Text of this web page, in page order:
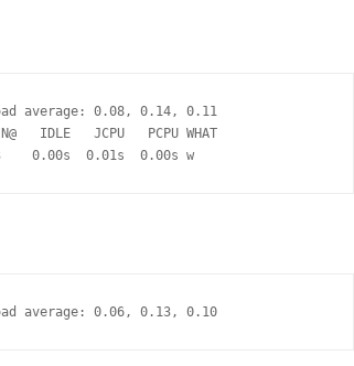
average: 0.08, 0.14, 0.11
IDLE   JCPU   PCPU WHAT
0.00s  0.01s  0.00s w
average: 0.06, 0.13, 0.10